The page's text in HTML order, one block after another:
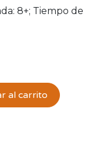
8+; Tiempo de
al carrito